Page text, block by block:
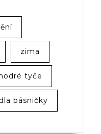
zima
tyče
básničky